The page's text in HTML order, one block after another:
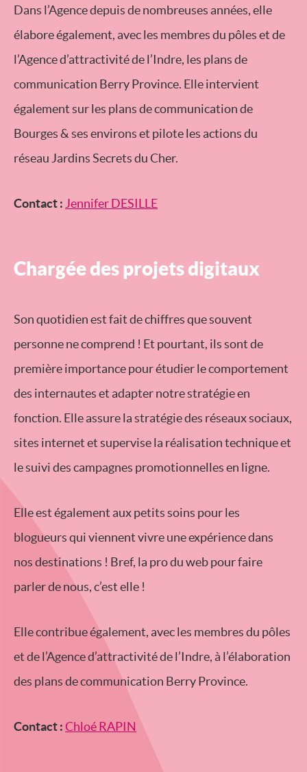
Dans l’Agence depuis de nombreuses années, elle
élabore également, avec les membres du pôles et de
l’Agence d’attractivité de l’Indre, les plans de
communication Berry Province. Elle intervient
également sur les plans de communication de
Bourges & ses environs et pilote les actions du
réseau Jardins Secrets du Cher.
Contact : Jennifer DESILLE
Chargée des projets digitaux
Son quotidien est fait de chiffres que souvent
personne ne comprend ! Et pourtant, ils sont de
première importance pour étudier le comportement
des internautes et adapter notre stratégie en
fonction. Elle assure la stratégie des réseaux sociaux,
sites internet et supervise la réalisation technique et
le suivi des campagnes promotionnelles en ligne.
Elle est également aux petits soins pour les
blogueurs qui viennent vivre une expérience dans
nos destinations ! Bref, la pro du web pour faire
parler de nous, c’est elle !
Elle contribue également, avec les membres du pôles
et de l’Agence d’attractivité de l’Indre, à l’élaboration
des plans de communication Berry Province.
Contact :Chloé RAPIN